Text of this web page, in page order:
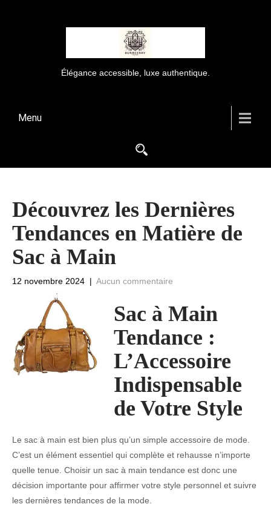
Élégance accessible, luxe authentique.
Menu
Découvrez les Dernières
Tendances en Matière de
Sac à Main
12 novembre 2024 | Aucun commentaire
Sac à Main
Tendance :
L’Accessoire
Indispensable
de Votre Style
Le sac à main est bien plus qu’un simple accessoire de mode.
C’est un élément essentiel qui complète et rehausse n’importe
quelle tenue. Choisir un sac à main tendance est donc une
décision importante pour affirmer votre style personnel et suivre
les dernières tendances de la mode.